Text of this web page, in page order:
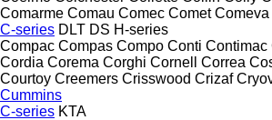
Comarme Comau Comec Comet Comeva
C-series DLT DS H-series
Compac Compas Compo Conti Contimac
Cordia Corema Corghi Cornell Correa
Courtoy Creemers Crisswood Crizaf
Cummins
C-series KTA